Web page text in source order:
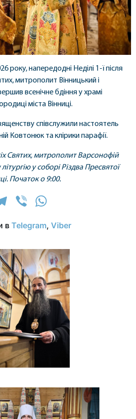
року, напередодні Неділі 1-ї після
митрополит Вінницький і
всенічне бдіння у храмі
міста Вінниці.
співслужили настоятель
Ковтонюк та клірики парафії.
Святих, митрополит Варсонофій
у соборі Різдва Пресвятої
Початок о 9:00.
Telegram
Viber
в Telegram, Viber